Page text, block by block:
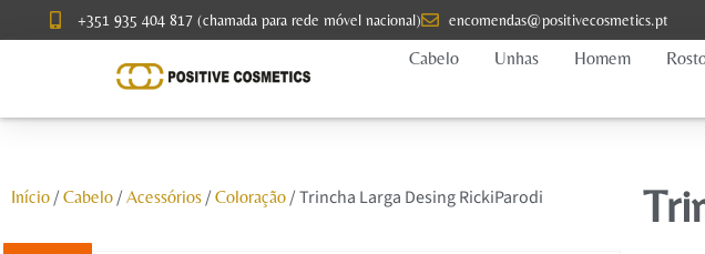
+351 935 404 817 (chamada para rede móvel nacional) encomendas@positivecosmetics.pt
Cabelo
Unhas Homem
Início/ Cabelo/ Acessórios/ Coloração/ Trincha Larga Desing RickiParodi